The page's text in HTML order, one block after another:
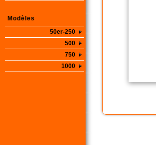
Modèles
50er-250
500
750
1000